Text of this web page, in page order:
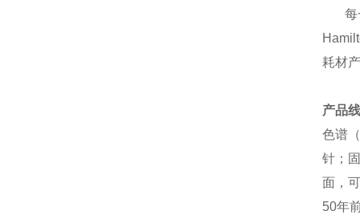
每
耗材
产品
色谱
针；
面，
50年